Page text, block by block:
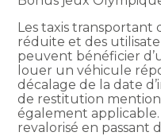
Les taxis transportant
réduite et des
peuvent bénéficier
louer un véhicule
décalage de la date
de restitution
également
revalorisé en passant